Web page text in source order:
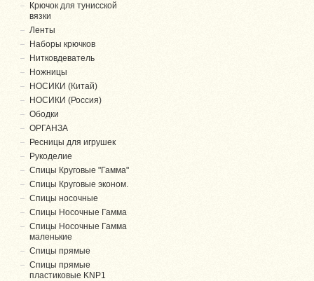
Крючок для тунисской
вязки
Ленты
Наборы крючков
Нитковдеватель
Ножницы
НОСИКИ (Китай)
НОСИКИ (Россия)
Ободки
ОРГАНЗА
Ресницы для игрушек
Рукоделие
Спицы Круговые "Гамма"
Спицы Круговые эконом.
Спицы носочные
Спицы Носочные Гамма
Спицы Носочные Гамма
маленькие
Спицы прямые
Спицы прямые
пластиковые KNP1